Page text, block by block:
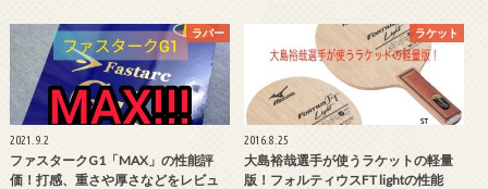
ラバー
2021.9.2
ファスタークG1「MAX」の性能評
価！打感、重さや厚さなどをレビュ
ラケット
2016.8.25
大島裕哉選手が使うラケットの軽量
版！フォルティウスFT lightの性能